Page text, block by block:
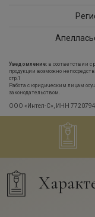
Уведомление: в соответствии с
продукции возможно
стр.1
Работа с юридическим лицам
законодательством.
ООО «Интел-С», ИНН